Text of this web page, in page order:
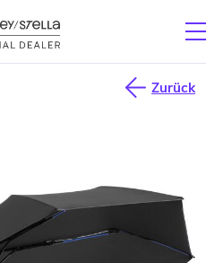
Zurück